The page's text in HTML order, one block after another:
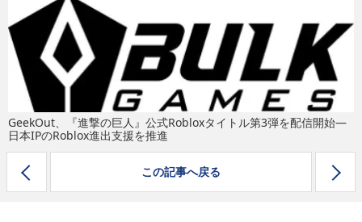
イベント/セミナー
eスポーツ
GeekOut、『進撃の巨人』公式Robloxタイトル第3弾を配信開始―
日本IPのRoblox進出支援を推進
この記事へ戻る